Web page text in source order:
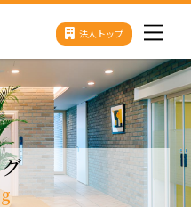
法人トップ